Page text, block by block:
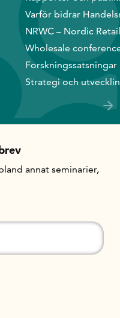
Varför bidrar
NRWC – Nordic
Wholesale
Forskningssatsningar
Strategi och
annat seminarier,